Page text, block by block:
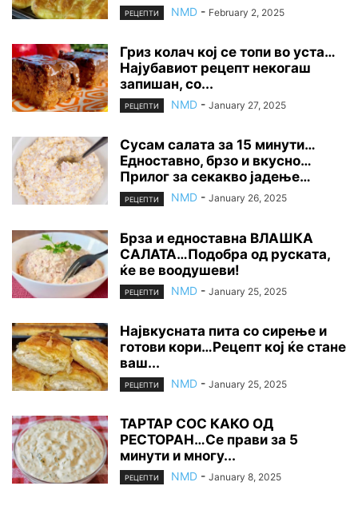
РЕЦЕПТИ NMD - February 2, 2025
Гриз колач кој се топи во уста…
Најубавиот рецепт некогаш
запишан, со...
РЕЦЕПТИ NMD - January 27, 2025
Сусам салата за 15 минути…
Едноставно, брзо и вкусно…
Прилог за секакво јадење…
РЕЦЕПТИ NMD - January 26, 2025
Брза и едноставна ВЛАШКА
САЛАТА…Подобра од руската,
ќе ве воодушеви!
РЕЦЕПТИ NMD - January 25, 2025
Највкусната пита со сирење и
готови кори…Рецепт кој ќе стане
ваш...
РЕЦЕПТИ NMD - January 25, 2025
ТАРТАР СОС КАКО ОД
РЕСТОРАН…Се прави за 5
минути и многу...
РЕЦЕПТИ NMD - January 8, 2025